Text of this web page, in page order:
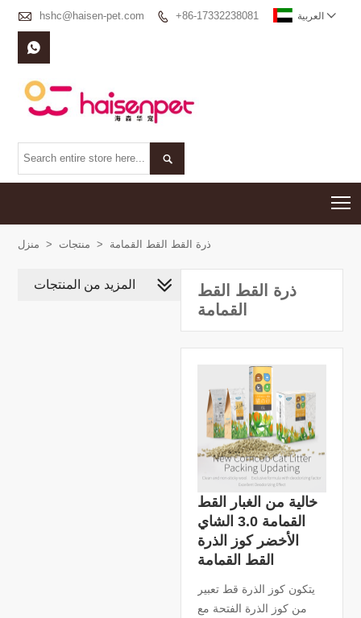
 hshc@haisen-pet.com  +86-17332238081 العربية 


منزل > منتجات > ذرة القط القط القمامة
ذرة القط القط
القمامة
خالية من الغبار القط
القمامة 3.0 الشاي
الأخضر كوز الذرة
القط القمامة
يتكون كوز الذرة قط تعبير
من كوز الذرة الفتحة مع
المزيد من المنتجات